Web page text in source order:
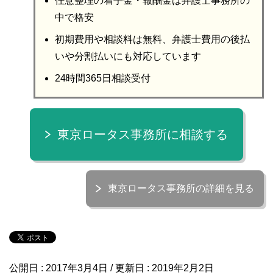
中で格安
初期費用や相談料は無料、弁護士費用の後払
いや分割払いにも対応しています
24時間365日相談受付
東京ロータス事務所に相談する
東京ロータス事務所の詳細を見る
公開日 : 2017年3月4日 / 更新日 : 2019年2月2日